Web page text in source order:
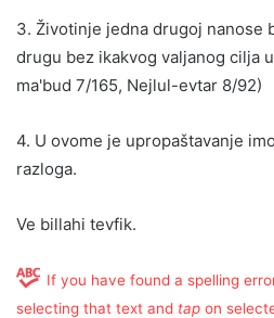
3. Životinje jedna drugoj nanose
drugu bez ikakvog valjanog cilja
ma'bud 7/165, Nejlul-evtar 8/92)
4. U ovome je upropaštavanje
razloga.
Ve billahi tevfik.
If you have found a spelling
selecting that text and tap on